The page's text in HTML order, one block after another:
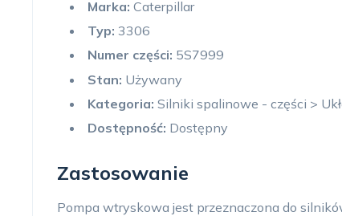
Marka: Caterpillar
Typ: 3306
Numer części: 5S7999
Stan: Używany
Kategoria: Silniki spalinowe - części >
Dostępność: Dostępny
Zastosowanie
Pompa wtryskowa jest przeznaczona do